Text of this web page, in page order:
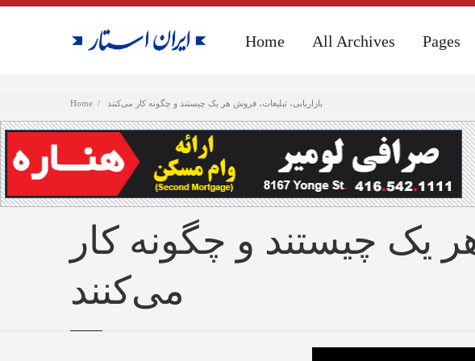
Home بازاریابی، تبلیغات، فروش هر یک چیستند و چگونه کار می‌کنند
Home All Archives Pages
Home All Archives Pages
یک چیستند و چگونه کار
می‌کنند